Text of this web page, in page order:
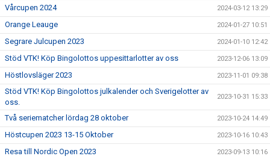
Vårcupen 2024 2024-03-12 13:29
Orange Leauge 2024-01-27 10:51
Segrare Julcupen 2023 2024-01-10 12:42
Stöd VTK! Köp Bingolottos uppesittarlotter av oss 2023-12-06 13:09
Höstlovsläger 2023 2023-11-01 09:38
Stöd VTK! Köp Bingolottos julkalender och Sverigelotter av
oss.
2023-10-31 15:33
Två seriematcher lördag 28 oktober 2023-10-24 14:49
Höstcupen 2023 13-15 Oktober 2023-10-16 10:43
Resa till Nordic Open 2023 2023-09-13 10:16